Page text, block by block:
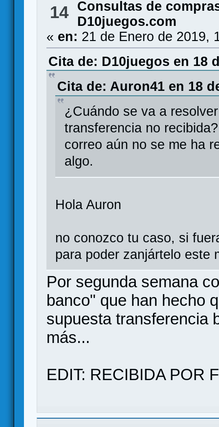
14
Consultas de
D10juegos.com
« en: 21 de Enero de 2019,
Cita de: D10juegos en 18
Cita de: Auron41 en 18
¿Cuándo se va a
transferencia no
correo aún no se me ha
algo.
Hola Auron
no conozco tu caso, si
para poder zanjártelo este
Por segunda semana
banco" que han hecho
supuesta transferencia
más...
EDIT: RECIBIDA POR